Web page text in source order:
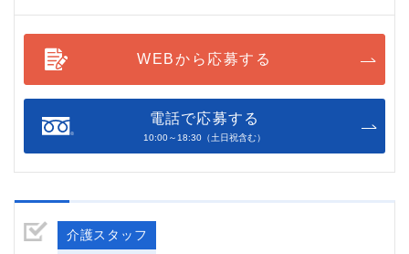
WEBから応募する
電話で応募する
10:00～18:30（土日祝含む）
介護スタッフ